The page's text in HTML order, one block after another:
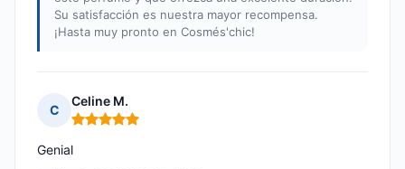
Su satisfacción es nuestra mayor recompensa.
¡Hasta muy pronto en Cosmés'chic!
C
Celine M.
Nota: 5 de 5
Genial